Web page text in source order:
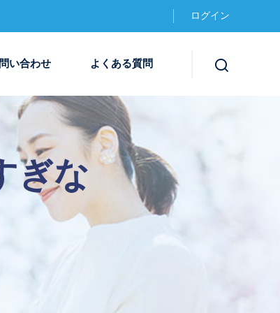
ログイン
い合わせ よくある質問
ぎな